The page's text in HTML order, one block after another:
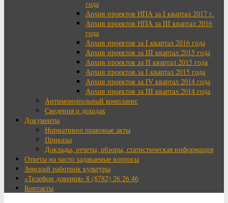
года
Архив проектов НПА за I квартал 2017 г.
Архив проектов НПА за III квартал 2016
года
Архив проектов за I квартал 2016 года
Архив проектов за III квартал 2015 года
Архив проектов за II квартал 2015 года
Архив проектов за I квартал 2015 года
Архив проектов за IV квартал 2014 года
Архив проектов за III квартал 2014 года
Антимонопольный комплаенс
Сведения о доходах
Документы
Нормативно правовые акты
Приказы
Доклады, отчеты, обзоры, статистическая информация
Ответы на часто задаваемые вопросы
Земский работник культуры
«Телефон доверия» 8 (8782) 26 26 46
Контакты